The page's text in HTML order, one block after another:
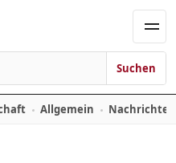
Suchen
Allgemein